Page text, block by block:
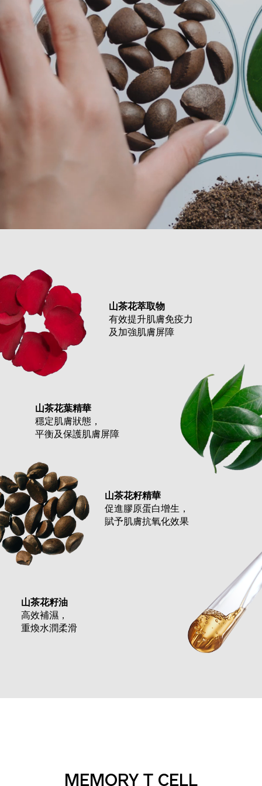
山茶花萃取物
有效提升肌膚免疫力
及加強肌膚屏障
山茶花葉精華
穩定肌膚狀態，
平衡及保護肌膚屏障
山茶花籽精華
促進膠原蛋白增生，
賦予肌膚抗氧化效果
山茶花籽油
高效補濕，
重煥水潤柔滑
MEMORY T CELL